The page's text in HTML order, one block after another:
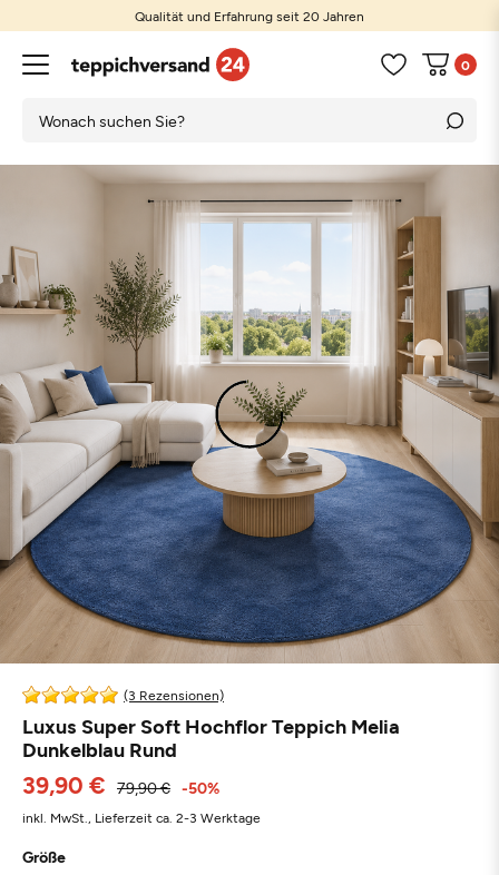
Qualität und Erfahrung seit 20 Jahren
0
(3 Rezensionen)
Luxus Super Soft Hochflor Teppich Melia
Dunkelblau Rund
39,90 € 79,90 € -50%
inkl. MwSt., Lieferzeit ca. 2-3 Werktage
Größe